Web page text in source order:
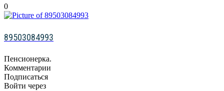
0
89503084993
Пенсионерка.
Комментарии
Подписаться
Войти через